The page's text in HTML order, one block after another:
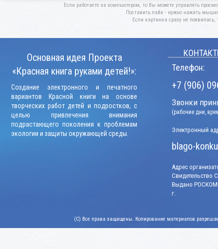
Если работаете за компьютером, то Вы можете управлять
Поставить лайк - нужно нажать
Если картинка сразу не появилась,
Основная идея Проекта
«Красная книга руками детей!»:
Создание электронного и печатного
вариантов Красной книги на основе
творческих работ детей и подростков, с
целью привлечения внимания
подрастающего поколения к проблемам
экологии и защиты окружающей среды.
Телефон:
+7 (906)
Звонки
(рабочие дни,
Электронный
blago-
Адрес
Свидетельство
Выдано
г.
(C) Все права защищены. Копирование материалов